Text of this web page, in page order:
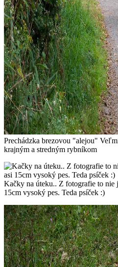
Prechádzka brezovou "alejou"
krajným a stredným rybníkom
Kačky na úteku.. Z fotografie to nie
15cm vysoký pes. Teda psíček :)